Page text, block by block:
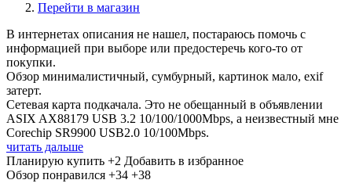
Перейти в магазин
В интернетах описания не нашел, постараюсь помочь с
информацией при выборе или предостеречь кого-то от
покупки.
Обзор минималистичный, сумбурный, картинок мало, exif
затерт.
Сетевая карта подкачала. Это не обещанный в объявлении
ASIX AX88179 USB 3.2 10/100/1000Mbps, а неизвестный мне
Corechip SR9900 USB2.0 10/100Mbps.
читать дальше
Планирую купить +2 Добавить в избранное
Обзор понравился +34 +38